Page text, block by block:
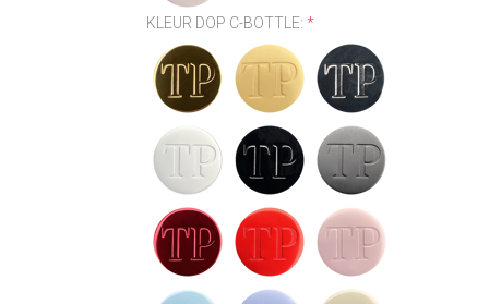
KLEUR DOP C-BOTTLE:*